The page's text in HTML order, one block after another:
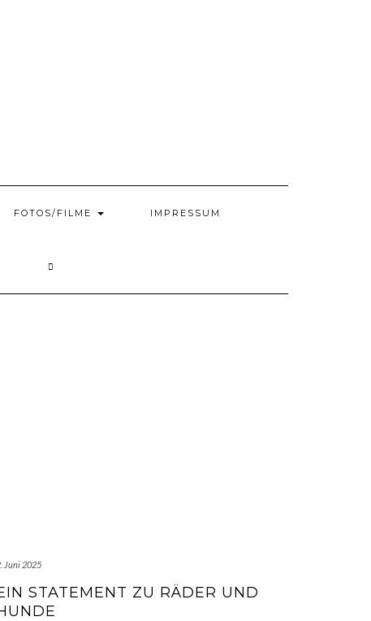
FOTOS/FILME IMPRESSUM
Juni 2025
STATEMENT ZU RÄDER UND